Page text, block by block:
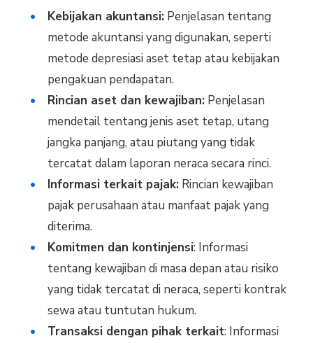
Kebijakan akuntansi:Penjelasan tentang
metode akuntansi yang digunakan, seperti
metode depresiasi aset tetap atau kebijakan
pengakuan pendapatan.
Rincian aset dan kewajiban:Penjelasan
mendetail tentang jenis aset tetap, utang
jangka panjang, atau piutang yang tidak
tercatat dalam laporan neraca secara rinci.
Informasi terkait pajak:Rincian kewajiban
pajak perusahaan atau manfaat pajak yang
diterima.
Komitmen dan kontinjensi: Informasi
tentang kewajiban di masa depan atau risiko
yang tidak tercatat di neraca, seperti kontrak
sewa atau tuntutan hukum.
Transaksi dengan pihak terkait: Informasi